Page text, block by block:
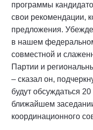
программы
свои рекомендации,
предложения.
в нашем
совместной и
Партии и
– сказал он,
будут обсуждаться
ближайшем
координационного